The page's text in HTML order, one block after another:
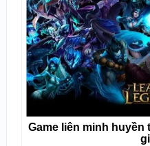
Game liên minh